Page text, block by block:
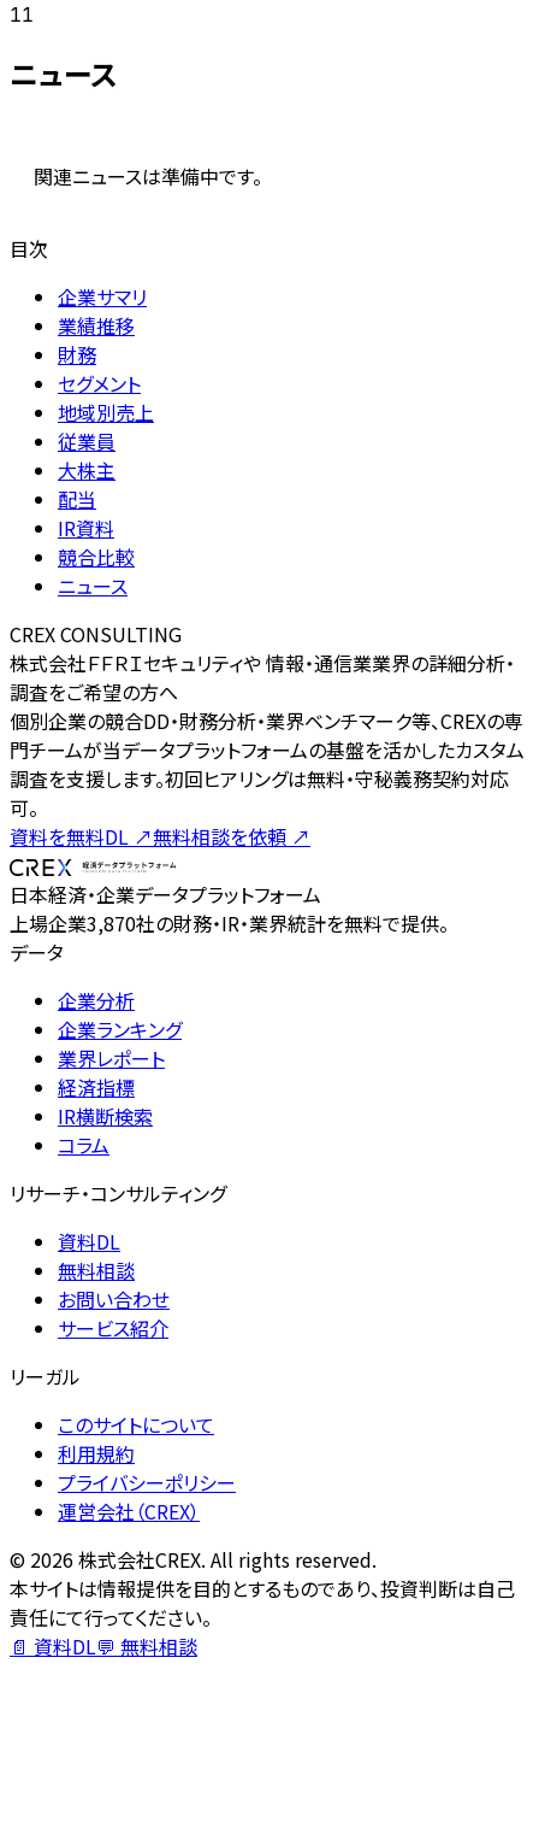
11
ニュース
関連ニュースは準備中です。
目次
企業サマリ
業績推移
財務
セグメント
地域別売上
従業員
大株主
配当
IR資料
競合比較
ニュース
CREX CONSULTING
株式会社ＦＦＲＩセキュリティや 情報・通信業業界の詳細分析・
調査をご希望の方へ
個別企業の競合DD・財務分析・業界ベンチマーク等、CREXの専
門チームが当データプラットフォームの基盤を活かしたカスタム
調査を支援します。初回ヒアリングは無料・守秘義務契約対応
可。
資料を無料DL ↗無料相談を依頼 ↗
日本経済・企業データプラットフォーム
上場企業3,870社の財務・IR・業界統計を無料で提供。
データ
企業分析
企業ランキング
業界レポート
経済指標
IR横断検索
コラム
リサーチ・コンサルティング
資料DL
無料相談
お問い合わせ
サービス紹介
リーガル
このサイトについて
利用規約
プライバシーポリシー
運営会社（CREX）
© 2026株式会社CREX. All rights reserved.
本サイトは情報提供を目的とするものであり、投資判断は自己
責任にて行ってください。
📄 資料DL💬 無料相談